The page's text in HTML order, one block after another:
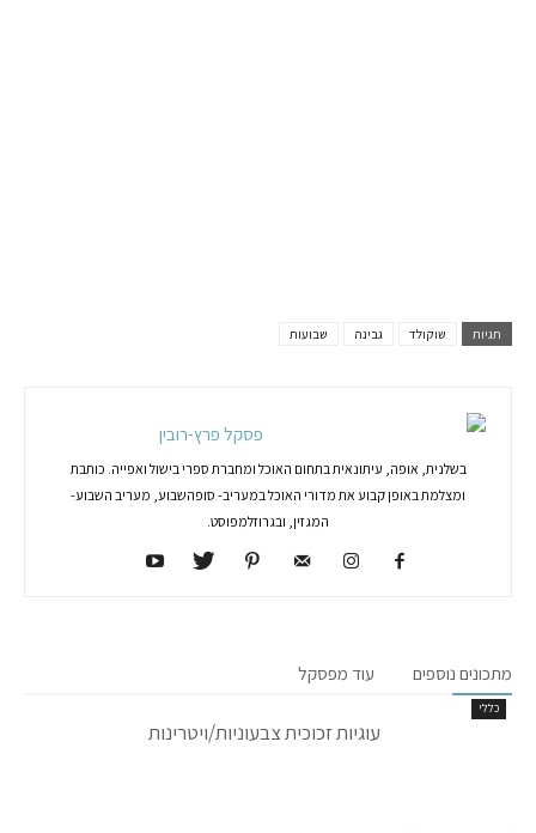
תגיות שוקולד גבינה שבועות
פסקל פרץ-רובין
בשלנית, אופה, עיתונאית בתחום האוכל ומחברת ספרי בישול ואפייה. כותבת
ומצלמת באופן קבוע את מדורי האוכל במעריב- סופהשבוע, מעריב השבוע-
המגזין, ובגרוזלמפוסט.
מתכונים נוספים עוד מפסקל
כללי
עוגיות זכוכית צבעוניות/ויטרינות